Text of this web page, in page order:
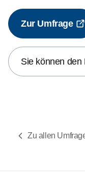
Zur Umfrage
Sie können den
Zu allen